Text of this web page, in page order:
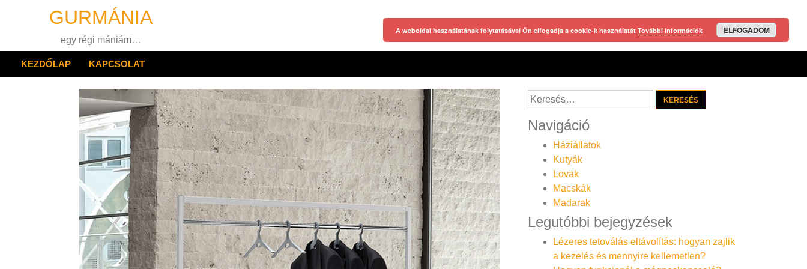
GURMÁNIA
egy régi mániám…
KEZDŐLAP KAPCSOLAT
Keresés:
Navigáció
Háziállatok
Kutyák
Lovak
Macskák
Madarak
Legutóbbi bejegyzések
Lézeres tetoválás eltávolítás: hogyan zajlik
a kezelés és mennyire kellemetlen?
A weboldal használatának folytatásával Ön elfogadja a cookie-k használatát További információk ELFOGADOM